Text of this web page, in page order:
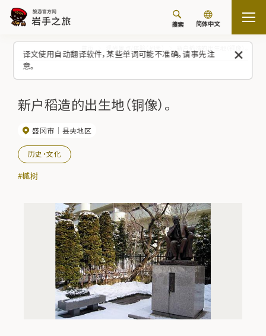
译文使用自动翻译软件，某些单词可能不准确。请事先注
意。
搜索 简体中文
新户稻造的出生地（铜像）。
盛冈市 县央地区
历史・文化
#槭树